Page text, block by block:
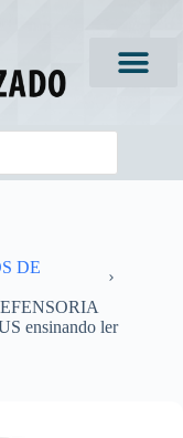
DE
ensinando ler